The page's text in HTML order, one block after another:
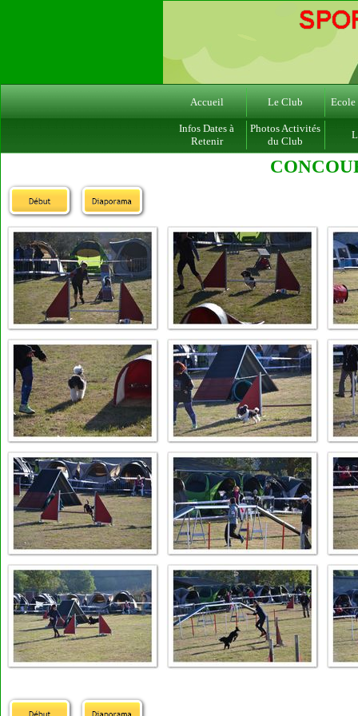
Accueil Le Club
Infos Dates à
Retenir
Photos Activités
du Club